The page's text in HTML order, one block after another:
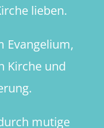
lieben.
Evangelium,
Kirche und
mutige